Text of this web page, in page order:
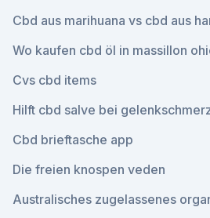
Cbd aus marihuana vs cbd aus
Wo kaufen cbd öl in massillon
Cvs cbd items
Hilft cbd salve bei
Cbd brieftasche app
Die freien knospen veden
Australisches zugelassenes